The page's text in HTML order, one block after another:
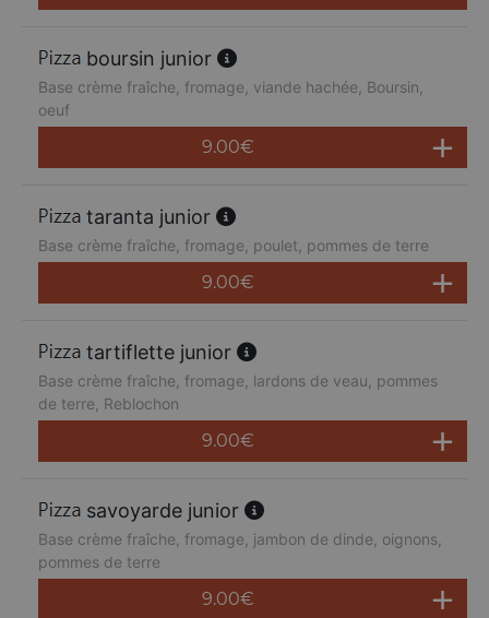
boursin junior
Base crème fraîche, fromage, viande hachée, Boursin,
oeuf
9.00€
taranta junior
Base crème fraîche, fromage, poulet, pommes de terre
9.00€
tartiflette junior
Base crème fraîche, fromage, lardons de veau, pommes
de terre, Reblochon
9.00€
savoyarde junior
Base crème fraîche, fromage, jambon de dinde, oignons,
pommes de terre
9.00€